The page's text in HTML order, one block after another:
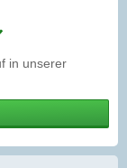
in unserer